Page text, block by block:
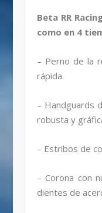
Beta RR
como en 4
– Perno de la
rápida.
– Handguards
robusta y
– Estribos de
– Corona con
dientes de